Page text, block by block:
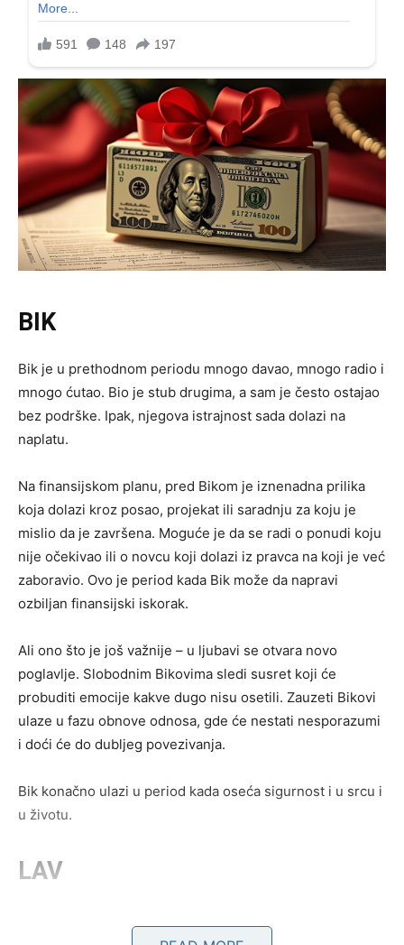
BIK
Bik je u prethodnom periodu mnogo davao, mnogo radio i
mnogo ćutao. Bio je stub drugima, a sam je često ostajao
bez podrške. Ipak, njegova istrajnost sada dolazi na
naplatu.
Na finansijskom planu, pred Bikom je iznenadna prilika
koja dolazi kroz posao, projekat ili saradnju za koju je
mislio da je završena. Moguće je da se radi o ponudi koju
nije očekivao ili o novcu koji dolazi iz pravca na koji je već
zaboravio. Ovo je period kada Bik može da napravi
ozbiljan finansijski iskorak.
Ali ono što je još važnije – u ljubavi se otvara novo
poglavlje. Slobodnim Bikovima sledi susret koji će
probuditi emocije kakve dugo nisu osetili. Zauzeti Bikovi
ulaze u fazu obnove odnosa, gde će nestati nesporazumi
i doći će do dubljeg povezivanja.
Bik konačno ulazi u period kada oseća sigurnost i u srcu i
u životu.
LAV
da se stalno trudi više nego što dobija. Sada dolazi